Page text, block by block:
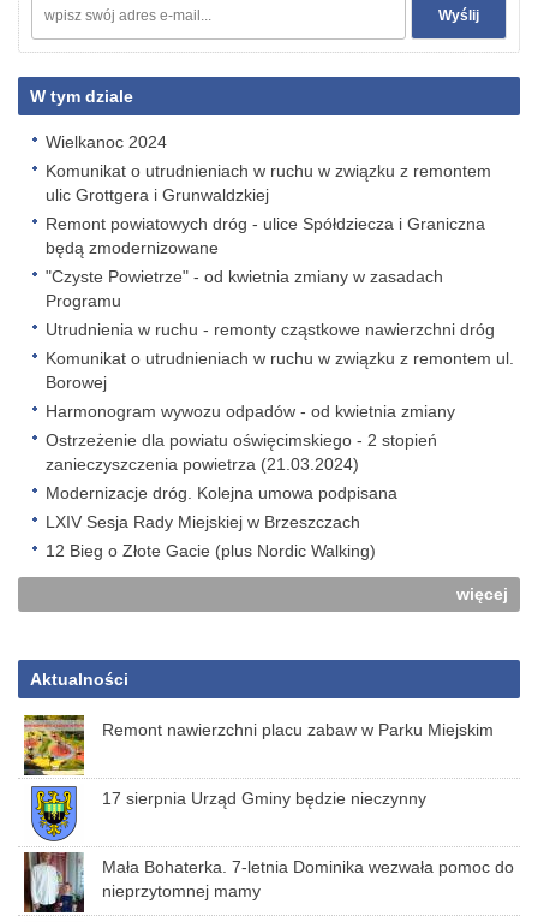
W tym dziale
Wielkanoc 2024
Komunikat o utrudnieniach w ruchu w związku z remontem
ulic Grottgera i Grunwaldzkiej
Remont powiatowych dróg - ulice Spółdziecza i Graniczna
będą zmodernizowane
"Czyste Powietrze" - od kwietnia zmiany w zasadach
Programu
Utrudnienia w ruchu - remonty cząstkowe nawierzchni dróg
Komunikat o utrudnieniach w ruchu w związku z remontem ul.
Borowej
Harmonogram wywozu odpadów - od kwietnia zmiany
Ostrzeżenie dla powiatu oświęcimskiego - 2 stopień
zanieczyszczenia powietrza (21.03.2024)
Modernizacje dróg. Kolejna umowa podpisana
LXIV Sesja Rady Miejskiej w Brzeszczach
12 Bieg o Złote Gacie (plus Nordic Walking)
więcej
Aktualności
Remont nawierzchni placu zabaw w Parku Miejskim
17 sierpnia Urząd Gminy będzie nieczynny
Mała Bohaterka. 7-letnia Dominika wezwała pomoc do
nieprzytomnej mamy